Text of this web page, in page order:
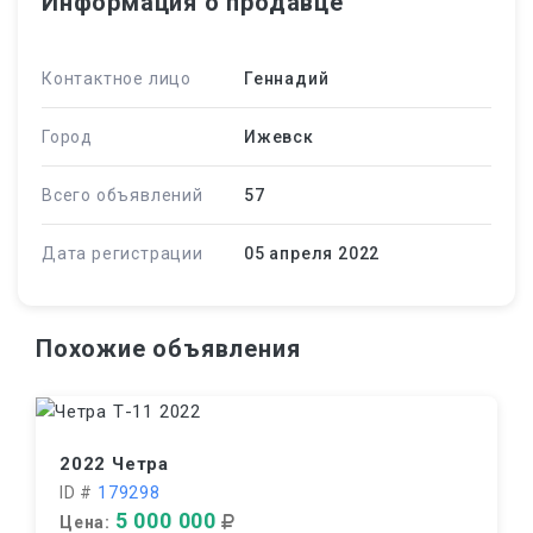
Контактное лицо Геннадий
Город Ижевск
Всего объявлений 57
Дата регистрации 05 апреля 2022
Похожие объявления
2022 Четра
ID # 179298
Цена: 5 000 000